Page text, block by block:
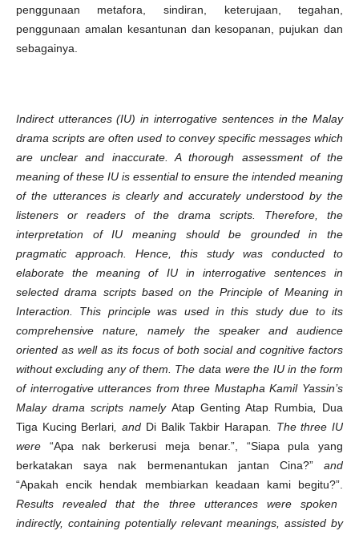
penggunaan metafora, sindiran, keterujaan, tegahan,
penggunaan amalan kesantunan dan kesopanan, pujukan dan
sebagainya.
Indirect utterances (IU) in interrogative sentences in the Malay
drama scripts are often used to convey specific messages which
are unclear and inaccurate. A thorough assessment of the
meaning of these IU is essential to ensure the intended meaning
of the utterances is clearly and accurately understood by the
listeners or readers of the drama scripts. Therefore, the
interpretation of IU meaning should be grounded in the
pragmatic approach. Hence, this study was conducted to
elaborate the meaning of IU in interrogative sentences in
selected drama scripts based on the Principle of Meaning in
Interaction. This principle was used in this study due to its
comprehensive nature, namely the speaker and audience
oriented as well as its focus of both social and cognitive factors
without excluding any of them. The data were the IU in the form
of interrogative utterances from three Mustapha Kamil Yassin’s
Malay drama scripts namely Atap Genting Atap Rumbia, Dua
Tiga Kucing Berlari, and Di Balik Takbir Harapan. The three IU
were “Apa nak berkerusi meja benar.”, “Siapa pula yang
berkatakan saya nak bermenantukan jantan Cina?”and
“Apakah encik hendak membiarkan keadaan kami begitu?”.
Results revealed that the three utterances were spoken
indirectly, containing potentially relevant meanings, assisted by